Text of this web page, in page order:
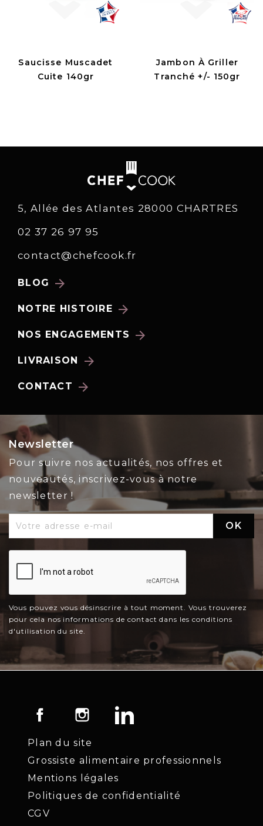
Saucisse Muscadet
Cuite 140gr
Jambon À Griller
Tranché +/- 150gr
5, Allée des Atlantes 28000 CHARTRES
02 37 26 97 95
contact@chefcook.fr
BLOG arrow_forward
NOTRE HISTOIRE arrow_forward
NOS ENGAGEMENTS arrow_forward
LIVRAISON arrow_forward
CONTACT arrow_forward
Newsletter
Pour suivre nos actualités, nos offres et
nouveautés, inscrivez-vous à notre
newsletter !
Vous pouvez vous désinscrire à tout moment. Vous trouverez
pour cela nos informations de contact dans les conditions
d'utilisation du site.
Facebook Instagram
Plan du site
Grossiste alimentaire professionnels
Mentions légales
Politiques de confidentialité
CGV